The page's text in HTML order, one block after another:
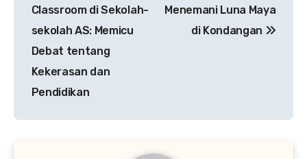
Classroom di Sekolah-
sekolah AS: Memicu
Debat tentang
Kekerasan dan
Pendidikan
Menemani Luna Maya
di Kondangan